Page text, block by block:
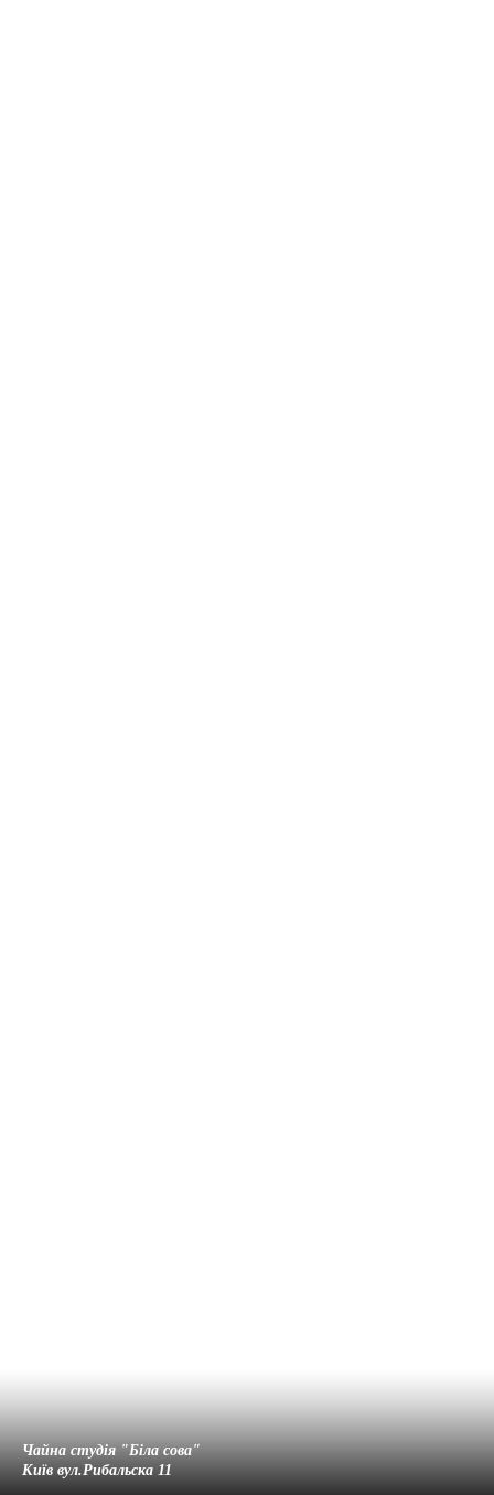
Чайна студія "Біла cова"
Київ вул.Рибальска 11